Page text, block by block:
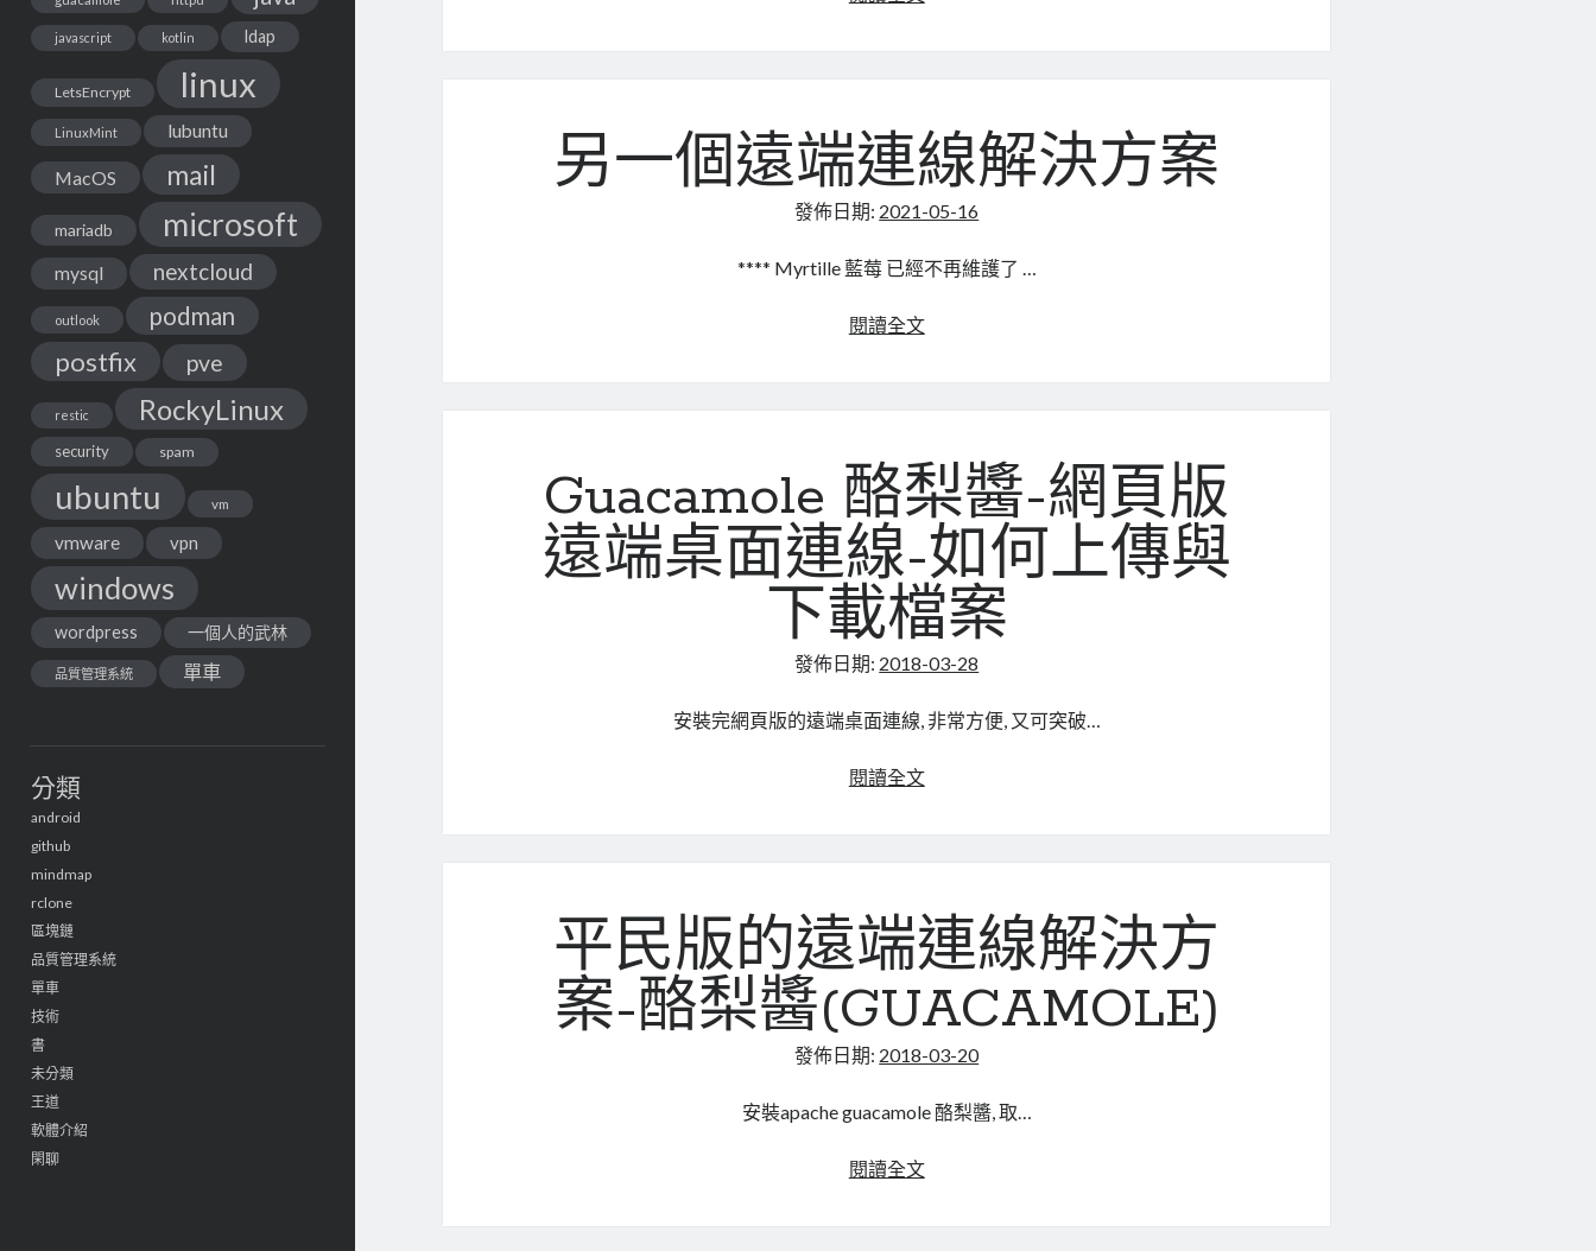
javascript kotlin ldap
LetsEncrypt linux
LinuxMint lubuntu
MacOS mail
mariadb microsoft
mysql nextcloud
outlook podman
postfix pve
restic RockyLinux
security spam
ubuntu vm
vmware vpn
windows
wordpress 一個人的武林
品質管理系統 單車
分類
android
github
mindmap
rclone
區塊鏈
品質管理系統
單車
技術
書
未分類
王道
軟體介紹
閑聊
思
另一個遠端連線解決方案
發佈日期: 2021-05-16
**** Myrtille 藍莓 已經不再維護了 …
閱讀全文另
連
線
解
決
方
案
Guacamole 酪梨醬-網頁版
遠端桌面連線-如何上傳與
下載檔案
發佈日期: 2018-03-28
安裝完網頁版的遠端桌面連線, 非常方便, 又可突破…
閱讀全文Guacamole
頁
版
遠
端
桌
面
線-
何
平民版的遠端連線解決方
案-酪梨醬(GUACAMOLE)
發佈日期: 2018-03-20
安裝apache guacamole 酪梨醬, 取…
閱讀全文平